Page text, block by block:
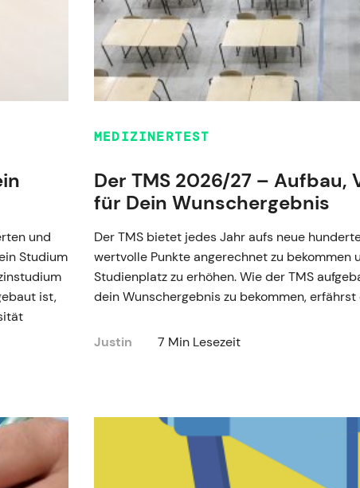
und
Studium
ist,
MEDIZINERTEST
Der TMS 2026/27 –
für Dein Wunschergebnis
Der TMS bietet jedes Jahr aufs neue
wertvolle Punkte angerechnet zu
Studienplatz zu erhöhen. Wie der TMS
dein Wunschergebnis zu bekommen, erfährst
Justin 7 Min Lesezeit